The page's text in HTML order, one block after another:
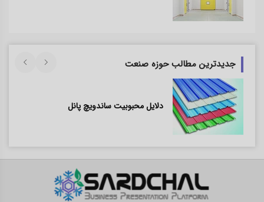
جدیدترین مطالب حوزه صنعت
دلایل محبوبیت ساندویچ پانل